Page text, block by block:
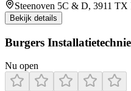
Steenoven 5C & D, 3911 TX
Bekijk details
Burgers
Nu open